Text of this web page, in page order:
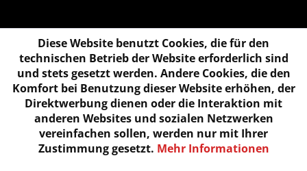
Diese Website benutzt Cookies, die für den
technischen Betrieb der Website erforderlich sind
und stets gesetzt werden. Andere Cookies, die den
Komfort bei Benutzung dieser Website erhöhen, der
Direktwerbung dienen oder die Interaktion mit
anderen Websites und sozialen Netzwerken
vereinfachen sollen, werden nur mit Ihrer
Zustimmung gesetzt. Mehr Informationen